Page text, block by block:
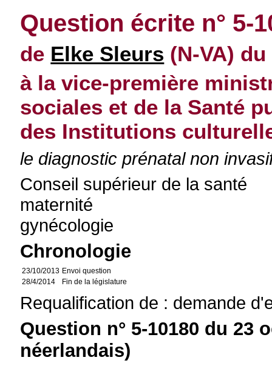
Question écrite n° 5-
de Elke Sleurs (N-VA)
à la vice-première
sociales et de la Santé
des Institutions
le diagnostic prénatal non
Conseil supérieur de la santé
maternité
gynécologie
Chronologie
23/10/2013 Envoi question
28/4/2014
Fin de la législature
Requalification de : demande
Question n° 5-10180 du 23
néerlandais)